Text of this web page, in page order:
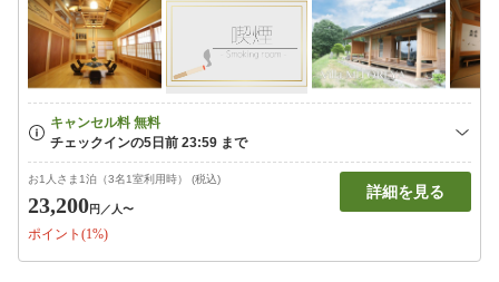
お1人さま1泊（3名1室利用時） (税込)
23,200円 ／人〜
ポイント(1%)
詳細を見る